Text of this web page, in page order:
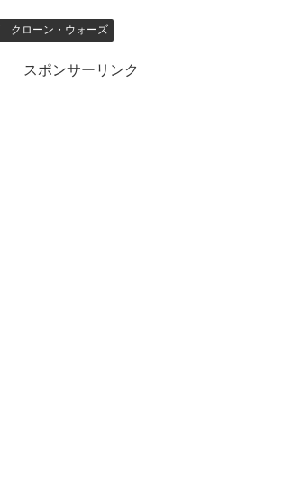
クローン・ウォーズ
スポンサーリンク